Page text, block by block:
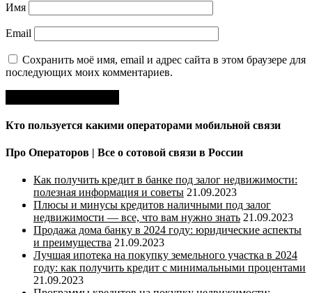
Имя
Email
Сохранить моё имя, email и адрес сайта в этом браузере для
последующих моих комментариев.
Кто пользуется какими операторами мобильной связи
Про Операторов | Все о сотовой связи в России
Как получить кредит в банке под залог недвижимости:
полезная информация и советы 21.09.2023
Плюсы и минусы кредитов наличными под залог
недвижимости — все, что вам нужно знать 21.09.2023
Продажа дома банку в 2024 году: юридические аспекты
и преимущества 21.09.2023
Лучшая ипотека на покупку земельного участка в 2024
году: как получить кредит с минимальными процентами
21.09.2023